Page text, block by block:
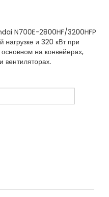
N700E-2800HF/3200HFP
и 320 кВт при
на конвейерах,
вентиляторах.